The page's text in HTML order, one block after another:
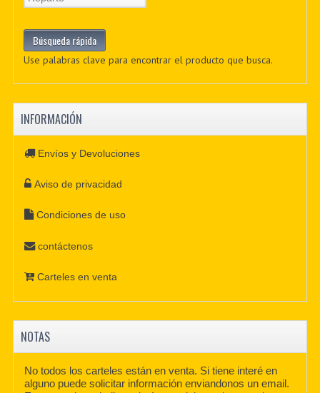
Use palabras clave para encontrar el producto que busca.
INFORMACIÓN
Envíos y Devoluciones
Aviso de privacidad
Condiciones de uso
contáctenos
Carteles en venta
NOTAS
No todos los carteles están en venta. Si tiene interé en
alguno puede solicitar información enviandonos un email.